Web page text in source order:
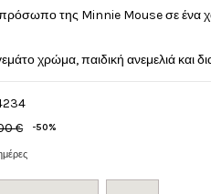
της Minnie Mouse σε ένα
χρώμα, παιδική ανεμελιά και
€
-50%